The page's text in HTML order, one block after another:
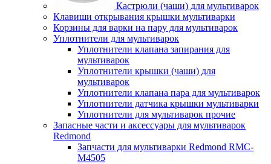
Кастрюли (чаши) для мультиварок
Клавиши открывания крышки мультиварки
Корзины для варки на пару для мультиварок
Уплотнители для мультиварок
Уплотнители клапана запирания для
мультиварок
Уплотнители крышки (чаши) для
мультиварок
Уплотнители клапана пара для мультиварок
Уплотнители датчика крышки мультиварки
Уплотнители для мультиварок прочие
Запасные части и аксессуары для мультиварок
Redmond
Запчасти для мультиварки Redmond RMC-
M4505